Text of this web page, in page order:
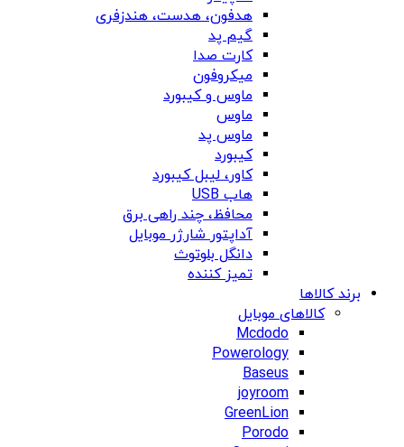
هدفون، هدست، هندزفری
گیم پد
کارت صدا
میکروفون
ماوس و کیبورد
ماوس
ماوس پد
کیبورد
کاور، لیبل کیبورد
هاب USB
محافظ، چند راهی برق
آداپتور شارژر موبایل
دانگل بلوتوث
تمیز کننده
برند کالاها
کالاهای موبایل
Mcdodo
Powerology
Baseus
joyroom
GreenLion
Porodo